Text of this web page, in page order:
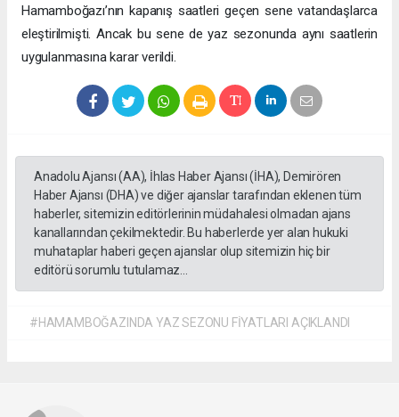
Hamamboğazı’nın kapanış saatleri geçen sene vatandaşlarca
eleştirilmişti. Ancak bu sene de yaz sezonunda aynı saatlerin
uygulanmasına karar verildi.
Anadolu Ajansı (AA), İhlas Haber Ajansı (İHA), Demirören
Haber Ajansı (DHA) ve diğer ajanslar tarafından eklenen tüm
haberler, sitemizin editörlerinin müdahalesi olmadan ajans
kanallarından çekilmektedir. Bu haberlerde yer alan hukuki
muhataplar haberi geçen ajanslar olup sitemizin hiç bir
editörü sorumlu tutulamaz...
#HAMAMBOĞAZINDA YAZ SEZONU FİYATLARI AÇIKLANDI